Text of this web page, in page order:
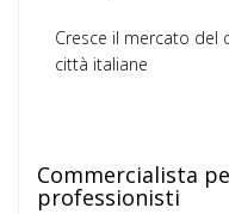
Cresce il mercato del
città italiane
Commercialista
professionisti